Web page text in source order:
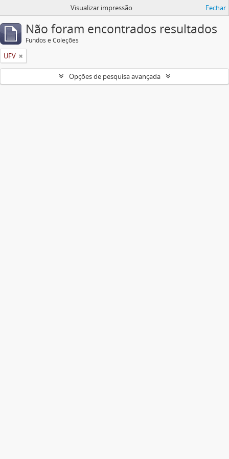
Visualizar impressão Fechar
Não foram encontrados resultados
Fundos e Coleções
UFV
Opções de pesquisa avançada